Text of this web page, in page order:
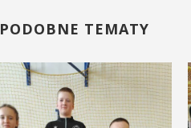
PODOBNE TEMATY